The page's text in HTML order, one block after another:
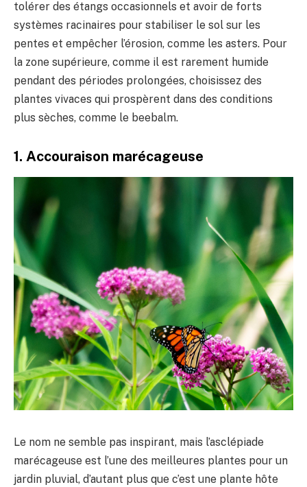
tolérer des étangs occasionnels et avoir de forts
systèmes racinaires pour stabiliser le sol sur les
pentes et empêcher l’érosion, comme les asters. Pour
la zone supérieure, comme il est rarement humide
pendant des périodes prolongées, choisissez des
plantes vivaces qui prospèrent dans des conditions
plus sèches, comme le beebalm.
1. Accouraison marécageuse
Le nom ne semble pas inspirant, mais l’asclépiade
marécageuse est l’une des meilleures plantes pour un
jardin pluvial, d’autant plus que c’est une plante hôte